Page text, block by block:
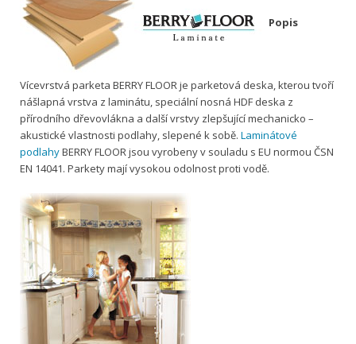
Popis
Vícevrstvá parketa BERRY FLOOR je parketová deska, kterou tvoří
nášlapná vrstva z laminátu, speciální nosná HDF deska z
přírodního dřevovlákna a další vrstvy zlepšující mechanicko –
akustické vlastnosti podlahy, slepené k sobě. Laminátové
podlahyBERRY FLOOR jsou vyrobeny v souladu s EU normou ČSN
EN 14041. Parkety mají vysokou odolnost proti vodě.